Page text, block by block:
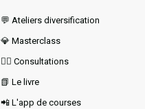
💬 Ateliers diversification
💎 Masterclass
👩‍⚕️ Consultations
📗 Le livre
📲 L'app de courses